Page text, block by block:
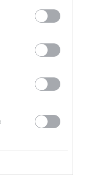
Παράλληλα, το έργο
Συνέδριο, το
των 211 εκατ.
Δυτικό